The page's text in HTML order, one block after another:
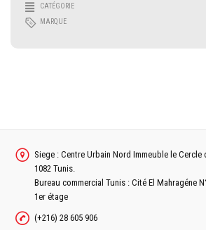
CATÉGORIE
MARQUE
Siege : Centre Urbain Nord Immeuble le Cercle
1082 Tunis.
Bureau commercial Tunis : Cité El Mahragéne
1er étage
(+216) 28 605 906